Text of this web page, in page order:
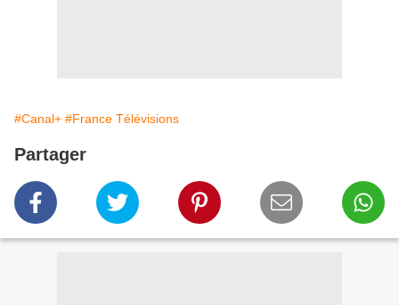
#Canal+ #France Télévisions
Partager